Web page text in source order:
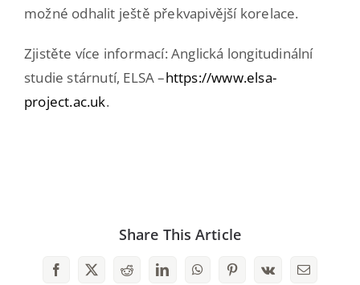
možné odhalit ještě překvapivější korelace.
Zjistěte více informací: Anglická longitudinální
studie stárnutí, ELSA –https://www.elsa-
project.ac.uk.
Share This Article
Facebook
X RedditLinkedInWhatsAppPinterest
Vk Email